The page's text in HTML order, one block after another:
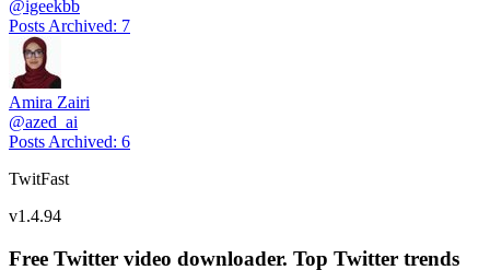
@igeekbb
Posts Archived: 7
Amira Zairi
@azed_ai
Posts Archived: 6
TwitFast
v1.4.94
Free Twitter video downloader. Top Twitter trends